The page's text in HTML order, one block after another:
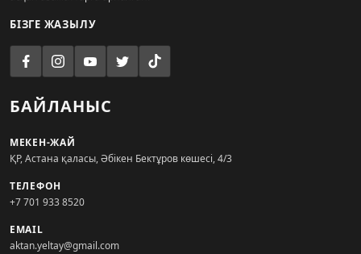
БІЗГЕ ЖАЗЫЛУ
БАЙЛАНЫС
МЕКЕН-ЖАЙ
ҚР, Астана қаласы, Әбікен Бектұров көшесі, 4/3
ТЕЛЕФОН
+7 701 933 8520
EMAIL
aktan.yeltay@gmail.com